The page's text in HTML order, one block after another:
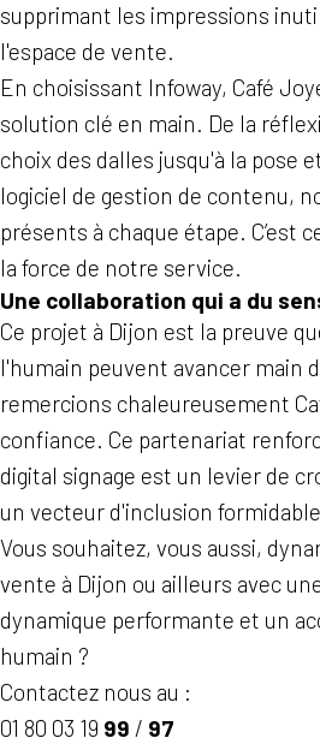
supprimant les impressions
l'espace de vente.
En choisissant Infoway, Café
solution clé en main. De la
choix des dalles jusqu'à la pose
logiciel de gestion de contenu,
présents à chaque étape. C’est
la force de notre service.
Une collaboration qui a du
Ce projet à Dijon est la preuve
l'humain peuvent avancer main
remercions chaleureusement
confiance. Ce partenariat
digital signage est un levier de
un vecteur d'inclusion
Vous souhaitez, vous aussi,
vente à Dijon ou ailleurs avec
dynamique performante et un
humain ?
Contactez nous au :
01 80 03 19 99 / 97